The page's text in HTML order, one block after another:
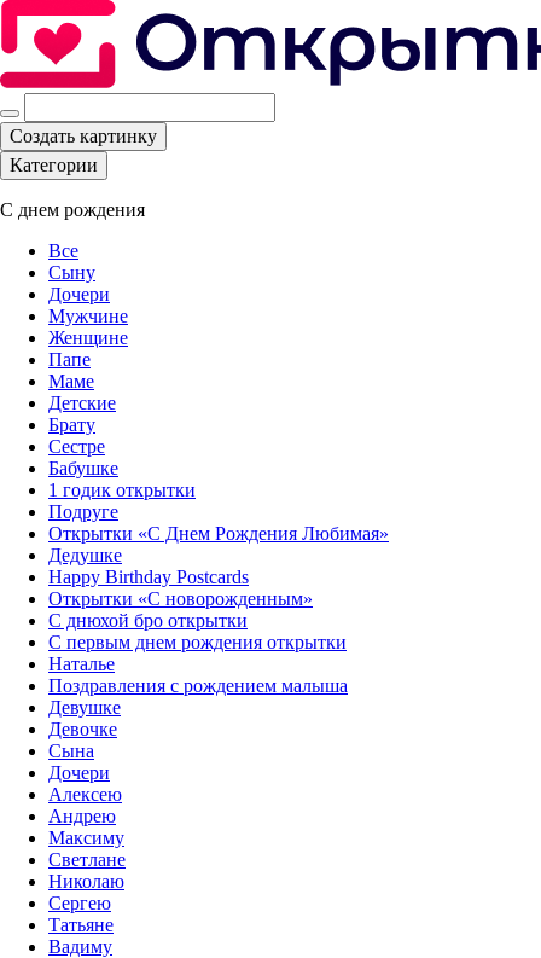
Создать картинку
Категории
С днем рождения
Все
Сыну
Дочери
Мужчине
Женщине
Папе
Маме
Детские
Брату
Сестре
Бабушке
1 годик открытки
Подруге
Открытки «С Днем Рождения Любимая»‎
Дедушке
Happy Birthday Postcards
Открытки «‎С новорожденным»
С днюхой бро открытки
С первым днем рождения открытки
Наталье
Поздравления с рождением малыша
Девушке
Девочке
Сына
Дочери
Алексею
Андрею
Максиму
Светлане
Николаю
Сергею
Татьяне
Вадиму